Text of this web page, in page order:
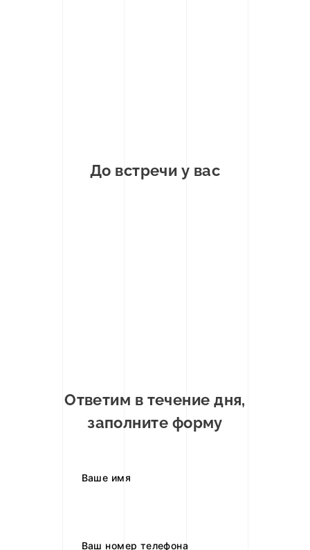
До встречи у вас
Ответим в течение дня,
заполните форму